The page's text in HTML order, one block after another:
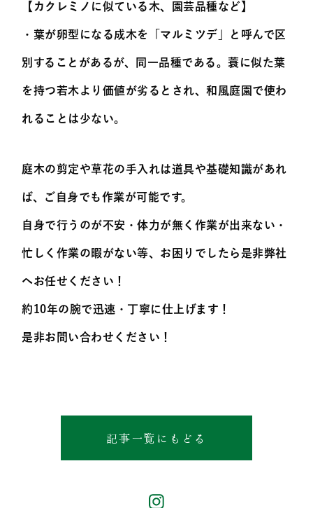
【カクレミノに似ている木、園芸品種など】
・葉が卵型になる成木を「マルミツデ」と呼んで区
別することがあるが、同一品種である。蓑に似た葉
を持つ若木より価値が劣るとされ、和風庭園で使わ
れることは少ない。
庭木の剪定や草花の手入れは道具や基礎知識があれ
ば、ご自身でも作業が可能です。
自身で行うのが不安・体力が無く作業が出来ない・
忙しく作業の暇がない等、お困りでしたら是非弊社
へお任せください！
約10年の腕で迅速・丁寧に仕上げます！
是非お問い合わせください！
記事一覧にもどる